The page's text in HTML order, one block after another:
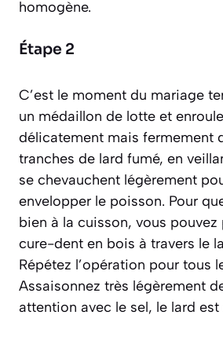
homogène.
Étape 2
C’est le moment du mariage
un médaillon de lotte et
délicatement mais fermement
tranches de lard fumé, en
se chevauchent légèrement
envelopper le poisson. Pour
bien à la cuisson, vous
cure-dent en bois à travers le
Répétez l’opération pour tous
Assaisonnez très légèrement
attention avec le sel, le lard est